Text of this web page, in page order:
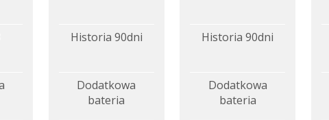
Historia 90dni
Dodatkowa
bateria
Historia 90dni
Dodatkowa
bateria